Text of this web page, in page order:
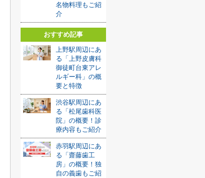
名物料理もご紹
介
おすすめ記事
上野駅周辺にあ
る「上野皮膚科
御徒町台東アレ
ルギー科」の概
要と特徴
渋谷駅周辺にあ
る「松尾歯科医
院」の概要！診
療内容もご紹介
赤羽駅周辺にあ
る「齋藤歯工
房」の概要！独
自の義歯もご紹